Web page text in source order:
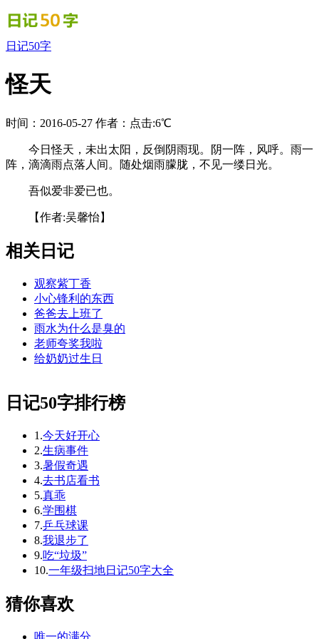
日记50字
怪天
时间：2016-05-27 作者： 点击:6℃
今日怪天，未出太阳，反倒阴雨现。阴一阵，风呼。雨一
阵，滴滴雨点落人间。随处烟雨朦胧，不见一缕日光。
吾似爱非爱已也。
【作者:吴馨怡】
相关日记
观察紫丁香
小心锋利的东西
爸爸去上班了
雨水为什么是臭的
老师夸奖我啦
给奶奶过生日
日记50字排行榜
1.今天好开心
2.生病事件
3.暑假奇遇
4.去书店看书
5.真乖
6.学围棋
7.乒乓球课
8.我退步了
9.吃“垃圾”
10.一年级扫地日记50字大全
猜你喜欢